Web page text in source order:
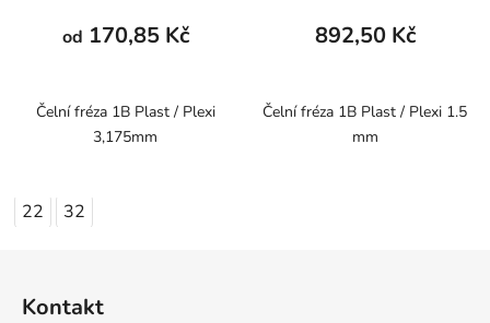
od 170,85 Kč
Čelní fréza 1B Plast / Plexi
3,175mm
22 32
892,50 Kč
Čelní fréza 1B Plast / Plexi 1.5
mm
Kontakt